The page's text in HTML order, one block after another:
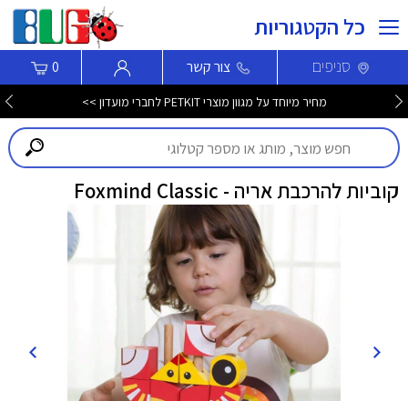
כל הקטגוריות
סניפים צור קשר 0
מחיר מיוחד על מגוון מוצרי PETKIT לחברי מועדון >>
קוביות להרכבת אריה - Foxmind Classic